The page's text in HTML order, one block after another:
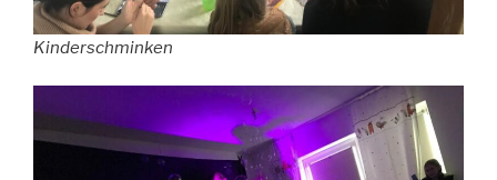
Kinderschminken